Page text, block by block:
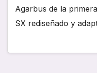
Agarbus de la
SX rediseñado y